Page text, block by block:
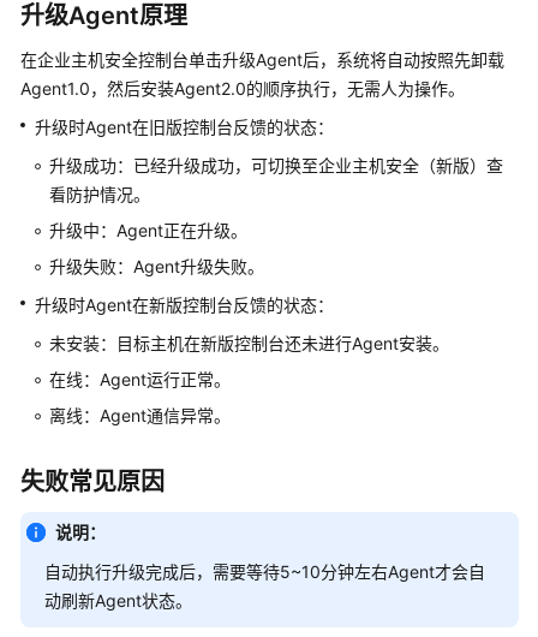
说
快
速
门
用
户
南
佳
实
参
SDK
升级Agent原理
在企业主机安全控制台单击升级Agent后，系统将自动按照先卸载
Agent1.0，然后安装Agent2.0的顺序执行，无需人为操作。
升级时Agent在旧版控制台反馈的状态：
升级成功：已经升级成功，可切换至企业主机安全 （新版）查
看防护情况。
升级中：Agent正在升级。
升级失败：Agent升级失败。
升级时Agent在新版控制台反馈的状态：
未安装：目标主机在新版控制台还未进行Agent安装。
在线：Agent运行正常。
离线：Agent通信异常。
失败常见原因
说明：
自动执行升级完成后，需要等待5~10分钟左右Agent才会自
动刷新Agent状态。